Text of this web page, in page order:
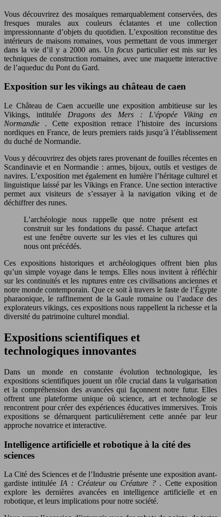
Vous découvrirez des mosaïques remarquablement conservées, des
fresques murales aux couleurs éclatantes et une collection
impressionnante d’objets du quotidien. L’exposition reconstitue des
intérieurs de maisons romaines, vous permettant de vous immerger
dans la vie d’il y a 2000 ans. Un focus particulier est mis sur les
techniques de construction romaines, avec une maquette interactive
de l’aqueduc du Pont du Gard.
Exposition sur les vikings au château de caen
Le Château de Caen accueille une exposition ambitieuse sur les
Vikings, intitulée Dragons des Mers : L’épopée Viking en
Normandie . Cette exposition retrace l’histoire des incursions
nordiques en France, de leurs premiers raids jusqu’à l’établissement
du duché de Normandie.
Vous y découvrirez des objets rares provenant de fouilles récentes en
Scandinavie et en Normandie : armes, bijoux, outils et vestiges de
navires. L’exposition met également en lumière l’héritage culturel et
linguistique laissé par les Vikings en France. Une section interactive
permet aux visiteurs de s’essayer à la navigation viking et de
déchiffrer des runes.
L’archéologie nous rappelle que notre présent est
construit sur les fondations du passé. Chaque artefact
est une fenêtre ouverte sur les vies et les cultures qui
nous ont précédés.
Ces expositions historiques et archéologiques offrent bien plus
qu’un simple voyage dans le temps. Elles nous invitent à réfléchir
sur les continuités et les ruptures entre ces civilisations anciennes et
notre monde contemporain. Que ce soit à travers le faste de l’Égypte
pharaonique, le raffinement de la Gaule romaine ou l’audace des
explorateurs vikings, ces expositions nous rappellent la richesse et la
diversité du patrimoine culturel mondial.
Expositions scientifiques et
technologiques innovantes
Dans un monde en constante évolution technologique, les
expositions scientifiques jouent un rôle crucial dans la vulgarisation
et la compréhension des avancées qui façonnent notre futur. Elles
offrent une plateforme unique où science, art et technologie se
rencontrent pour créer des expériences éducatives immersives. Trois
expositions se démarquent particulièrement cette année par leur
approche novatrice et interactive.
Intelligence artificielle et robotique à la cité des
sciences
La Cité des Sciences et de l’Industrie présente une exposition avant-
gardiste intitulée IA : Créateur ou Créature ? . Cette exposition
explore les dernières avancées en intelligence artificielle et en
robotique, et leurs implications pour notre société.